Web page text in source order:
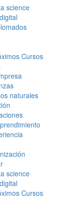
science
Cursos
naturales
science
Cursos